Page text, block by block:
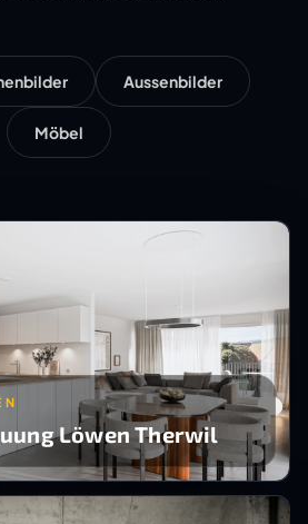
Aussenbilder
Möbel
Löwen Therwil